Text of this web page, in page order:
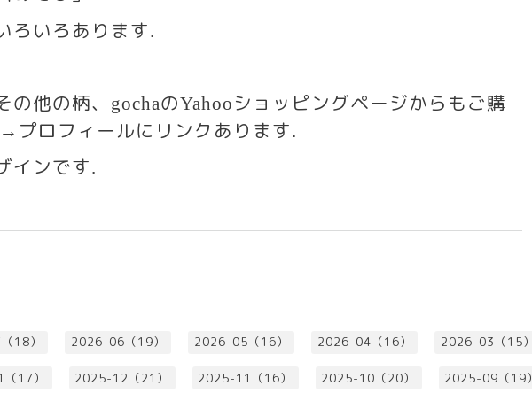
ろいろあります.
他の柄、 gochaのYahoo ショッピングページからもご購
プロフィールにリンクあります.
インです.
18） 2026-06（19） 2026-05（16） 2026-04（16） 2026-03（15）
17） 2025-12（21） 2025-11（16） 2025-10（20） 2025-09（19）